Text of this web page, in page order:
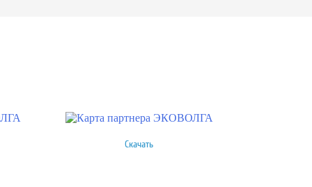
Скачать